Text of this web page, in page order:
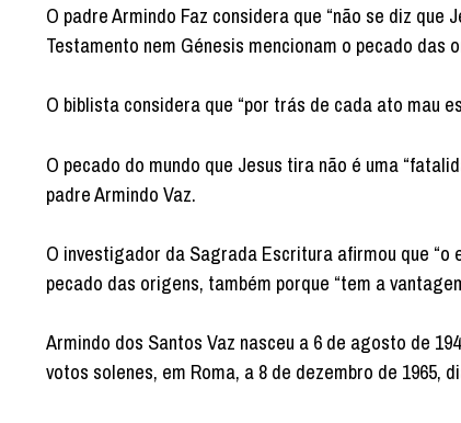
O padre Armindo Faz considera que “não se diz
Testamento nem Génesis mencionam o pecado das
O biblista considera que “por trás de cada ato mau
O pecado do mundo que Jesus tira não é uma
padre Armindo Vaz.
O investigador da Sagrada Escritura afirmou que “o
pecado das origens, também porque “tem a
Armindo dos Santos Vaz nasceu a 6 de agosto de
votos solenes, em Roma, a 8 de dezembro de 1965,